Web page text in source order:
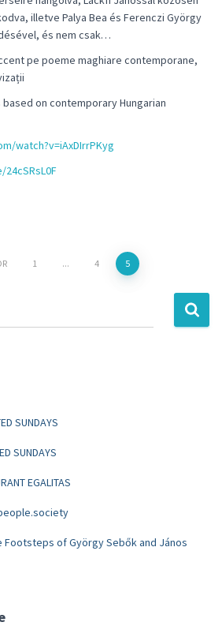
illetve Palya Bea és Ferenczi György
és nem csak…
pe poeme maghiare contemporane,
on contemporary Hungarian
watch?v=iAxDIrrPKyg
1 ... 4 5
SUNDAYS
SUNDAYS
EGALITAS
Footsteps of György Sebők and János